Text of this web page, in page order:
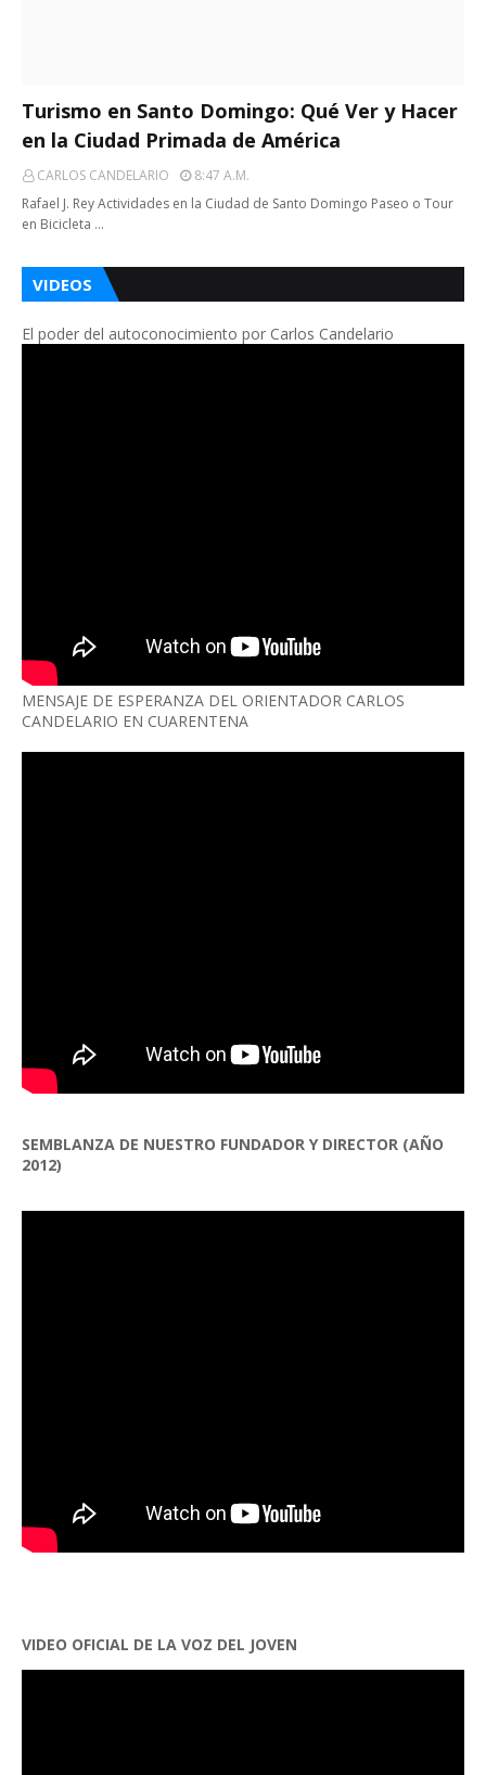
Turismo en Santo Domingo: Qué Ver y Hacer
en la Ciudad Primada de América
CARLOS CANDELARIO
8:47 A.m.
Rafael J. Rey Actividades en la Ciudad de Santo Domingo Paseo o Tour
en Bicicleta …
VIDEOS
El poder del autoconocimiento por Carlos Candelario
MENSAJE DE ESPERANZA DEL ORIENTADOR CARLOS
CANDELARIO EN CUARENTENA
SEMBLANZA DE NUESTRO FUNDADOR Y DIRECTOR (AÑO
2012)
VIDEO OFICIAL DE LA VOZ DEL JOVEN